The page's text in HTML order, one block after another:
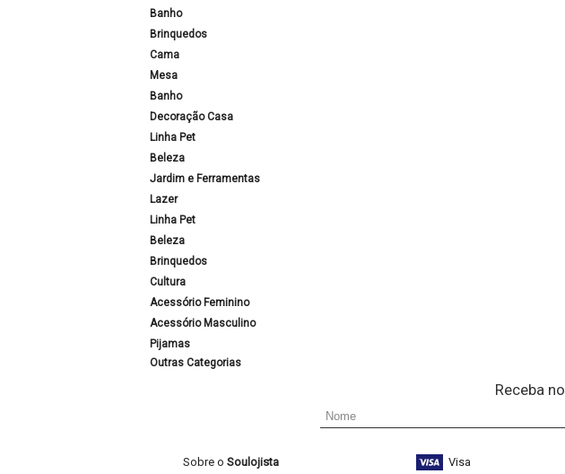
Banho
Brinquedos
Cama
Mesa
Banho
Decoração Casa
Linha Pet
Beleza
Jardim e Ferramentas
Lazer
Linha Pet
Beleza
Brinquedos
Cultura
Acessório Feminino
Acessório Masculino
Pijamas
Outras Categorias
Receba
Sobre o Soulojista Visa